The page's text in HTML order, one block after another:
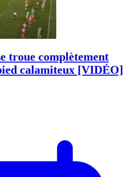
troue complètement
calamiteux [VIDÉO]